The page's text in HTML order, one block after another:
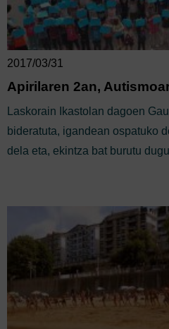
2017/03/31
Apirilaren 2an,
Laskorain Ikastolan dagoen
bideratuta, igandean ospatuko
dela eta, ekintza bat burutu